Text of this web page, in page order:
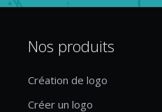
Nos produits
Création de logo
Créer un logo